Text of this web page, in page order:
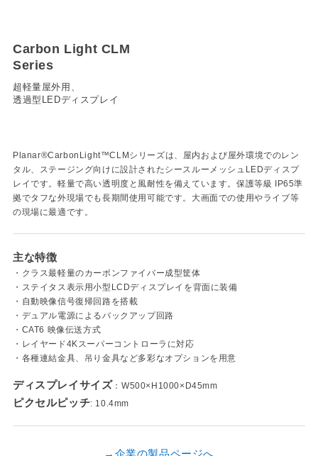
Carbon Light CLM
Series
超軽量屋外用、
透過型LEDディスプレイ
Planar®CarbonLight™CLMシリーズは、屋内および屋外環境でのレン
タル、ステージング向けに設計されたシースルーメッシュLEDディスプ
レイです。軽量で高い透明度と風耐性を備えています。保護等級 IP65準
拠でタフな外現場でも長期間使用可能です。大画面での使用やライブ等
の現場に最適です。
主な特徴
・クラス最軽量のカーボンファイバー成型筐体
・ステイタス表示用小型LCDディスプレイを背面に装備
・自動映像信号復帰回路を搭載
・デュアル電源によるバックアップ回路
・CAT6 映像伝送方式
・レイヤード4Kスーパーコントローラに対応
・各種連結金具、吊り金具など多彩なオプションを用意
ディスプレイサイズ ：W500×H1000×D45mm
ピクセルピッチ: 10.4mm
→企業の製品ページへ